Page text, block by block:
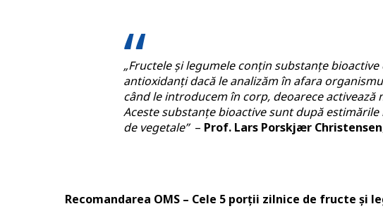
„Fructele și legumele conțin substanțe
antioxidanți dacă le analizăm în afara
când le introducem în corp, deoarece
Aceste substanțe bioactive sunt după
de vegetale”– Prof. Lars Porskjær Christensen
Recomandarea OMS – Cele 5 porții zilnice de fructe și